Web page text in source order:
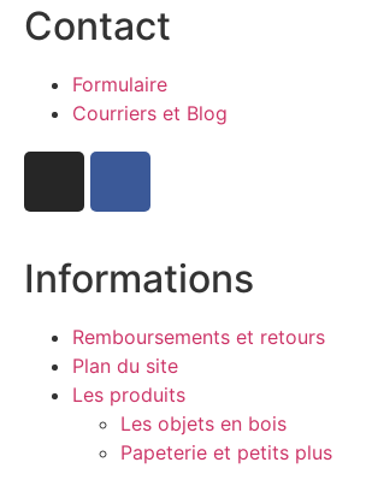
Contact
Formulaire
Courriers et Blog
Informations
Remboursements et retours
Plan du site
Les produits
Les objets en bois
Papeterie et petits plus